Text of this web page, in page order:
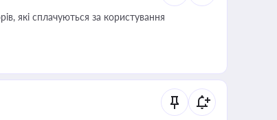
які сплачуються за користування